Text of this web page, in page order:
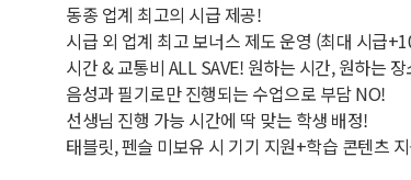
동종 업계 최고의 시급 제공!
시급 외 업계 최고 보너스 제도 운영 (최대 시급
시간 & 교통비 ALL SAVE! 원하는 시간, 원하는
음성과 필기로만 진행되는 수업으로 부담 NO!
선생님 진행 가능 시간에 딱 맞는 학생 배정!
태블릿, 펜슬 미보유 시 기기 지원+학습 콘텐츠